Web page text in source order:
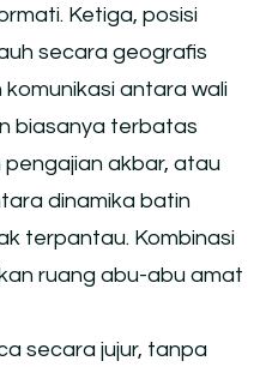
Ketiga, posisi
secara geografis
antara wali
biasanya terbatas
akbar, atau
dinamika batin
terpantau. Kombinasi
ruang abu-abu amat
secara jujur, tanpa